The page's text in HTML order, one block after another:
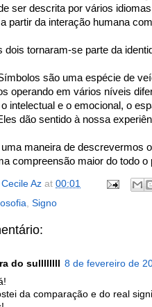
ser descrita por vários
partir da interação humana
dois tornaram-se parte da
são uma espécie de
operando em vários níveis
intelectual e o emocional, o
dão sentido à nossa
maneira de descrevermos
compreensão maior do todo o
Cecile Az at 00:01
Signo
do sullllllll
8 de fevereiro de
da comparação e do real